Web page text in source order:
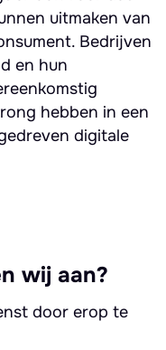
uitmaken van
Bedrijven
en hun
hebben in een
digitale
wij aan?
door erop te